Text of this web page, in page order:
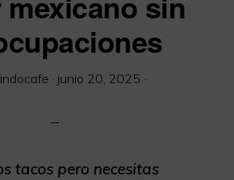
· junio 20, 2025 ·
tacos pero necesitas